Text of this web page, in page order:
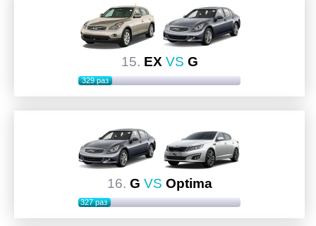
15. EX VS G
329 раз
16. G VS Optima
327 раз